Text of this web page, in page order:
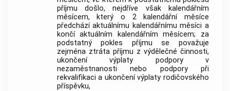
příjmu došlo, nejdříve však kalendářním
měsícem, který o 2 kalendářní měsíce
předchází aktuálnímu kalendářnímu měsíci a
končí aktuálním kalendářním měsícem; za
podstatný pokles příjmu se považuje
zejména ztráta příjmu z výdělečné činnosti,
ukončení výplaty podpory v
nezaměstnanosti nebo podpory při
rekvalifikaci a ukončení výplaty rodičovského
příspěvku,